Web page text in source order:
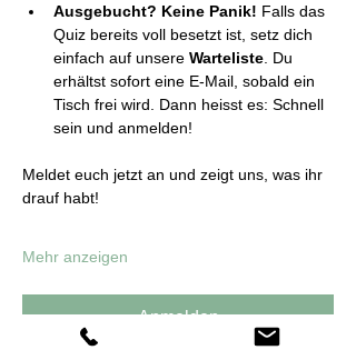
Ausgebucht? Keine Panik! Falls das
Quiz bereits voll besetzt ist, setz dich
einfach auf unsere Warteliste . Du
erhältst sofort eine E-Mail, sobald ein
Tisch frei wird. Dann heisst es: Schnell
sein und anmelden!
Meldet euch jetzt an und zeigt uns, was ihr
drauf habt!
Mehr anzeigen
Anmelden